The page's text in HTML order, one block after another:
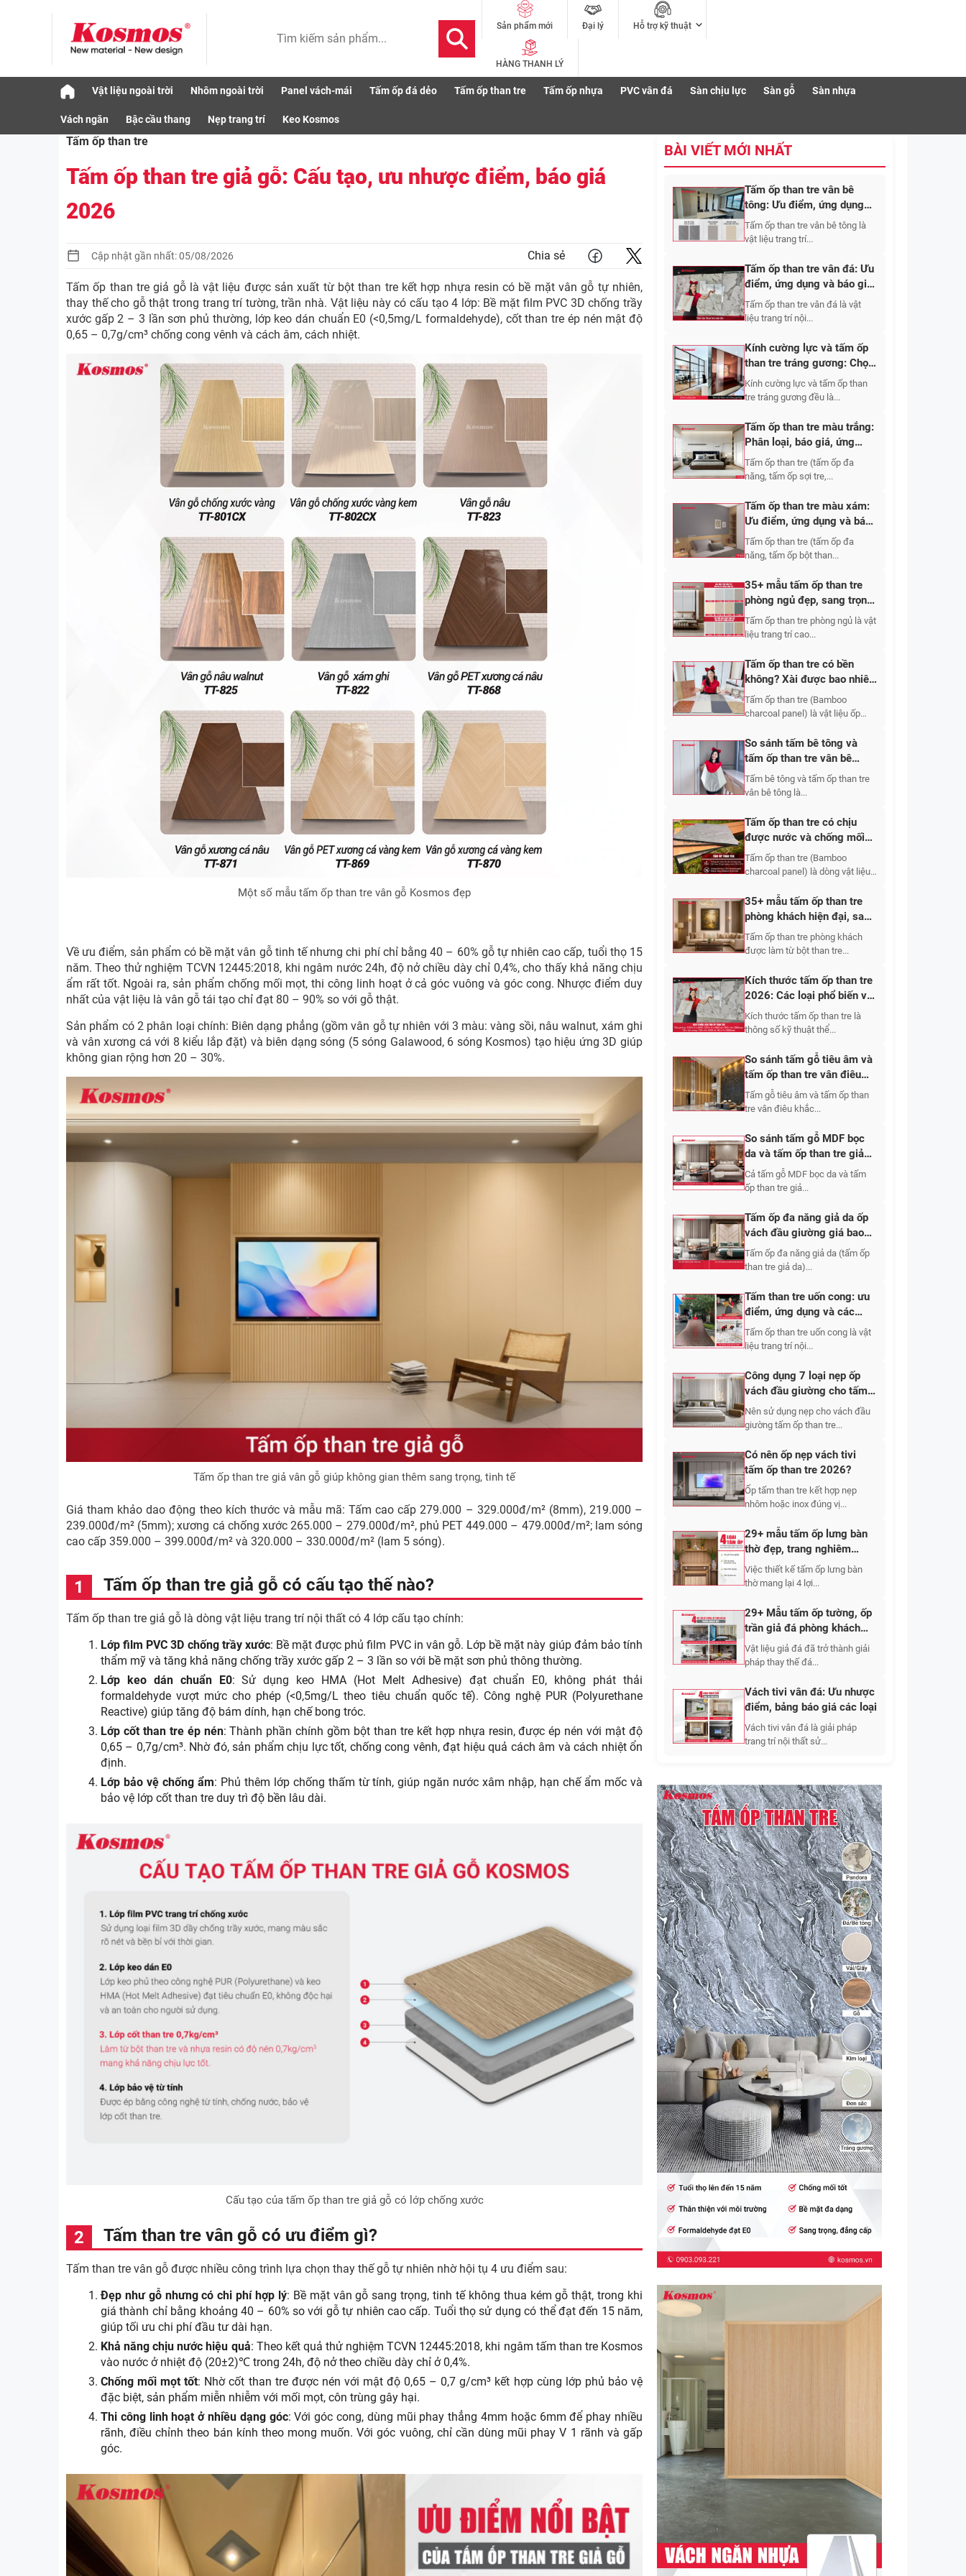
Sản phẩm mới Đại lý Hỗ trợ kỹ thuật
HÀNG THANH LÝ
Vật liệu ngoài trời Nhôm ngoài trời Panel vách-mái Tấm ốp đá dẻo Tấm ốp than tre Tấm ốp nhựa PVC vân đá Sàn chịu lực Sàn gỗ Sàn nhựa
Vách ngăn Bậc cầu thang Nẹp trang trí Keo Kosmos
Tấm ốp than tre
Tấm ốp than tre giả gỗ: Cấu tạo, ưu nhược điểm, báo giá
2026
Cập nhật gần nhất: 05/08/2026 Chia sẻ
Tấm ốp than tre giả gỗ là vật liệu được sản xuất từ bột than tre kết hợp nhựa resin có bề mặt vân gỗ tự nhiên,
thay thế cho gỗ thật trong trang trí tường, trần nhà. Vật liệu này có cấu tạo 4 lớp: Bề mặt film PVC 3D chống trầy
xước gấp 2 – 3 lần sơn phủ thường, lớp keo dán chuẩn E0 (<0,5mg/L formaldehyde), cốt than tre ép nén mật độ
0,65 – 0,7g/cm³ chống cong vênh và cách âm, cách nhiệt.
Một số mẫu tấm ốp than tre vân gỗ Kosmos đẹp
Về ưu điểm, sản phẩm có bề mặt vân gỗ tinh tế nhưng chi phí chỉ bằng 40 – 60% gỗ tự nhiên cao cấp, tuổi thọ 15
năm. Theo thử nghiệm TCVN 12445:2018, khi ngâm nước 24h, độ nở chiều dày chỉ 0,4%, cho thấy khả năng chịu
ẩm rất tốt. Ngoài ra, sản phẩm chống mối mọt, thi công linh hoạt ở cả góc vuông và góc cong. Nhược điểm duy
nhất của vật liệu là vân gỗ tái tạo chỉ đạt 80 – 90% so với gỗ thật.
Sản phẩm có 2 phân loại chính: Biên dạng phẳng (gồm vân gỗ tự nhiên với 3 màu: vàng sồi, nâu walnut, xám ghi
và vân xương cá với 8 kiểu lắp đặt) và biên dạng sóng (5 sóng Galawood, 6 sóng Kosmos) tạo hiệu ứng 3D giúp
không gian rộng hơn 20 – 30%.
Tấm ốp than tre giả vân gỗ giúp không gian thêm sang trọng, tinh tế
Giá tham khảo dao động theo kích thước và mẫu mã: Tấm cao cấp 279.000 – 329.000đ/m² (8mm), 219.000 –
239.000đ/m² (5mm); xương cá chống xước 265.000 – 279.000đ/m², phủ PET 449.000 – 479.000đ/m²; lam sóng
cao cấp 359.000 – 399.000đ/m² và 320.000 – 330.000đ/m² (lam 5 sóng).
Tấm ốp than tre giả gỗ có cấu tạo thế nào?
Tấm ốp than tre giả gỗ là dòng vật liệu trang trí nội thất có 4 lớp cấu tạo chính:
Lớp film PVC 3D chống trầy xước: Bề mặt được phủ film PVC in vân gỗ. Lớp bề mặt này giúp đảm bảo tính
thẩm mỹ và tăng khả năng chống trầy xước gấp 2 – 3 lần so với bề mặt sơn phủ thông thường.
Lớp keo dán chuẩn E0: Sử dụng keo HMA (Hot Melt Adhesive) đạt chuẩn E0, không phát thải
formaldehyde vượt mức cho phép (<0,5mg/L theo tiêu chuẩn quốc tế). Công nghệ PUR (Polyurethane
Reactive) giúp tăng độ bám dính, hạn chế bong tróc.
Lớp cốt than tre ép nén: Thành phần chính gồm bột than tre kết hợp nhựa resin, được ép nén với mật độ
0,65 – 0,7g/cm³. Nhờ đó, sản phẩm chịu lực tốt, chống cong vênh, đạt hiệu quả cách âm và cách nhiệt ổn
định.
Lớp bảo vệ chống ẩm: Phủ thêm lớp chống thấm từ tính, giúp ngăn nước xâm nhập, hạn chế ẩm mốc và
bảo vệ lớp cốt than tre duy trì độ bền lâu dài.
Cấu tạo của tấm ốp than tre giả gỗ có lớp chống xước
Tấm than tre vân gỗ có ưu điểm gì?
Tấm than tre vân gỗ được nhiều công trình lựa chọn thay thế gỗ tự nhiên nhờ hội tụ 4 ưu điểm sau:
Đẹp như gỗ nhưng có chi phí hợp lý: Bề mặt vân gỗ sang trọng, tinh tế không thua kém gỗ thật, trong khi
giá thành chỉ bằng khoảng 40 – 60% so với gỗ tự nhiên cao cấp. Tuổi thọ sử dụng có thể đạt đến 15 năm,
giúp tối ưu chi phí đầu tư dài hạn.
Khả năng chịu nước hiệu quả: Theo kết quả thử nghiệm TCVN 12445:2018, khi ngâm tấm than tre Kosmos
vào nước ở nhiệt độ (20±2)℃ trong 24h, độ nở theo chiều dày chỉ ở 0,4%.
Chống mối mọt tốt: Nhờ cốt than tre được nén với mật độ 0,65 – 0,7 g/cm³ kết hợp cùng lớp phủ bảo vệ
đặc biệt, sản phẩm miễn nhiễm với mối mọt, côn trùng gây hại.
Thi công linh hoạt ở nhiều dạng góc: Với góc cong, dùng mũi phay thẳng 4mm hoặc 6mm để phay nhiều
rãnh, điều chỉnh theo bán kính theo mong muốn. Với góc vuông, chỉ cần dùng mũi phay V 1 rãnh và gấp
góc.
BÀI VIẾT MỚI NHẤT
Tấm ốp than tre vân bê
tông: Ưu điểm, ứng dụng
báo giá các loại 2026
Tấm ốp than tre vân bê tông là
vật liệu trang trí...
Tấm ốp than tre vân đá: Ưu
điểm, ứng dụng và báo giá
2026
Tấm ốp than tre vân đá là vật
liệu trang trí nội...
Kính cường lực và tấm ốp
than tre tráng gương: Chọn
giải pháp nào cho vách
trang trí nội thất?
Kính cường lực và tấm ốp than
tre tráng gương đều là...
Tấm ốp than tre màu trắng:
Phân loại, báo giá, ứng
dụng 2026
Tấm ốp than tre (tấm ốp đa
năng, tấm ốp sợi tre,...
Tấm ốp than tre màu xám:
Ưu điểm, ứng dụng và báo
giá 2026
Tấm ốp than tre (tấm ốp đa
năng, tấm ốp bột than...
35+ mẫu tấm ốp than tre
phòng ngủ đẹp, sang trọng,
hiện đại
Tấm ốp than tre phòng ngủ là vật
liệu trang trí cao...
Tấm ốp than tre có bền
không? Xài được bao nhiêu
năm?
Tấm ốp than tre (Bamboo
charcoal panel) là vật liệu ốp
So sánh tấm bê tông và
tấm ốp than tre vân bê
tông: Nên chọn loại nào?
Tấm bê tông và tấm ốp than tre
vân bê tông là...
Tấm ốp than tre có chịu
được nước và chống mối
mọt không?
Tấm ốp than tre (Bamboo
charcoal panel) là dòng vật liệu
35+ mẫu tấm ốp than tre
phòng khách hiện đại, sang
trọng 2026
Tấm ốp than tre phòng khách
được làm từ bột than tre...
Kích thước tấm ốp than tre
2026: Các loại phổ biến và
cách chọn phù hợp
Kích thước tấm ốp than tre là
thông số kỹ thuật thể...
So sánh tấm gỗ tiêu âm và
tấm ốp than tre vân điêu
khắc: Nên chọn loại nào?
Tấm gỗ tiêu âm và tấm ốp than
tre vân điêu khắc...
So sánh tấm gỗ MDF bọc
da và tấm ốp than tre giả
da: Nên chọn loại nào?
Cả tấm gỗ MDF bọc da và tấm
ốp than tre giả...
Tấm ốp đa năng giả da ốp
vách đầu giường giá bao
nhiêu? Mẫu nào đẹp?
Tấm ốp đa năng giả da (tấm ốp
than tre giả da)...
Tấm than tre uốn cong: ưu
điểm, ứng dụng và các
mẫu đẹp
Tấm ốp than tre uốn cong là vật
liệu trang trí nội...
Công dụng 7 loại nẹp ốp
vách đầu giường cho tấm
ốp than tre
Nên sử dụng nẹp cho vách đầu
giường tấm ốp than tre...
Có nên ốp nẹp vách tivi
tấm ốp than tre 2026?
Ốp tấm than tre kết hợp nẹp
nhôm hoặc inox đúng vị...
29+ mẫu tấm ốp lưng bàn
thờ đẹp, trang nghiêm
2026
Việc thiết kế tấm ốp lưng bàn
thờ mang lại 4 lợi...
29+ Mẫu tấm ốp tường, ốp
trần giả đá phòng khách
đẹp
Vật liệu giả đá đã trở thành giải
pháp thay thế đá...
Vách tivi vân đá: Ưu nhược
điểm, bảng báo giá các loại
Vách tivi vân đá là giải pháp
trang trí nội thất sử...